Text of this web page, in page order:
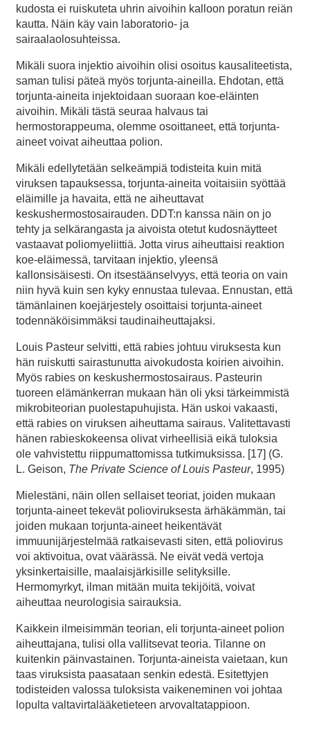
kudosta ei ruiskuteta uhrin aivoihin kalloon poratun reiän
kautta. Näin käy vain laboratorio- ja
sairaalaolosuhteissa.
Mikäli suora injektio aivoihin olisi osoitus kausaliteetista,
saman tulisi päteä myös torjunta-aineilla. Ehdotan, että
torjunta-aineita injektoidaan suoraan koe-eläinten
aivoihin. Mikäli tästä seuraa halvaus tai
hermostorappeuma, olemme osoittaneet, että torjunta-
aineet voivat aiheuttaa polion.
Mikäli edellytetään selkeämpiä todisteita kuin mitä
viruksen tapauksessa, torjunta-aineita voitaisiin syöttää
eläimille ja havaita, että ne aiheuttavat
keskushermostosairauden. DDT:n kanssa näin on jo
tehty ja selkärangasta ja aivoista otetut kudosnäytteet
vastaavat poliomyeliittiä. Jotta virus aiheuttaisi reaktion
koe-eläimessä, tarvitaan injektio, yleensä
kallonsisäisesti. On itsestäänselvyys, että teoria on vain
niin hyvä kuin sen kyky ennustaa tulevaa. Ennustan, että
tämänlainen koejärjestely osoittaisi torjunta-aineet
todennäköisimmäksi taudinaiheuttajaksi.
Louis Pasteur selvitti, että rabies johtuu viruksesta kun
hän ruiskutti sairastunutta aivokudosta koirien aivoihin.
Myös rabies on keskushermostosairaus. Pasteurin
tuoreen elämänkerran mukaan hän oli yksi tärkeimmistä
mikrobiteorian puolestapuhujista. Hän uskoi vakaasti,
että rabies on viruksen aiheuttama sairaus. Valitettavasti
hänen rabieskokeensa olivat virheellisiä eikä tuloksia
ole vahvistettu riippumattomissa tutkimuksissa. [17] (G.
L. Geison, The Private Science of Louis Pasteur, 1995)
Mielestäni, näin ollen sellaiset teoriat, joiden mukaan
torjunta-aineet tekevät polioviruksesta ärhäkämmän, tai
joiden mukaan torjunta-aineet heikentävät
immuunijärjestelmää ratkaisevasti siten, että poliovirus
voi aktivoitua, ovat väärässä. Ne eivät vedä vertoja
yksinkertaisille, maalaisjärkisille selityksille.
Hermomyrkyt, ilman mitään muita tekijöitä, voivat
aiheuttaa neurologisia sairauksia.
Kaikkein ilmeisimmän teorian, eli torjunta-aineet polion
aiheuttajana, tulisi olla vallitsevat teoria. Tilanne on
kuitenkin päinvastainen. Torjunta-aineista vaietaan, kun
taas viruksista paasataan senkin edestä. Esitettyjen
todisteiden valossa tuloksista vaikeneminen voi johtaa
lopulta valtavirtalääketieteen arvovaltatappioon.